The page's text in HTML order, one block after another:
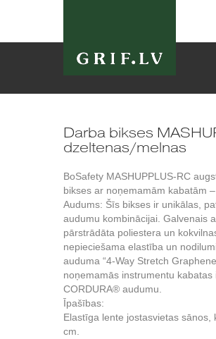
Darba bikses
dzeltenas/melnas
BoSafety MASHUPPLUS-RC
bikses ar noņemamām kabatām
Audums: Šīs bikses ir unikālas,
audumu kombinācijai. Galvenais
pārstrādāta poliestera un
nepieciešama elastība un
auduma “4-Way Stretch
noņemamās instrumentu
CORDURA® audumu.
Īpašības:
Elastīga lente jostasvietas
cm.